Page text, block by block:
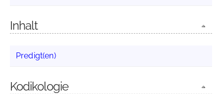
Inhalt
Predigt(en)
Kodikologie